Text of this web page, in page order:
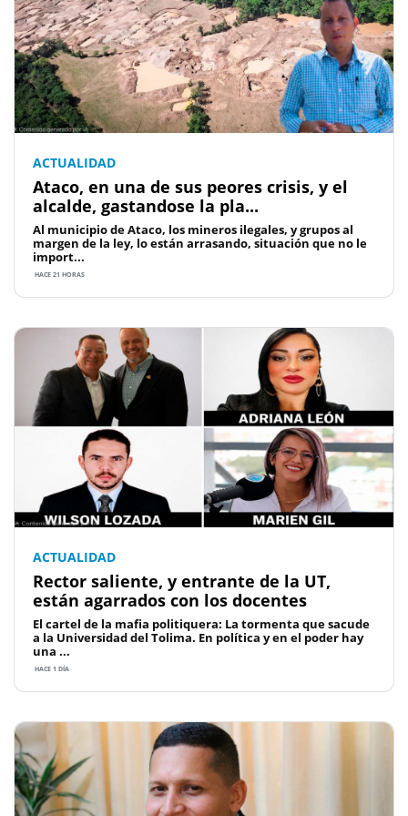
ACTUALIDAD
Ataco, en una de sus peores crisis, y el
alcalde, gastandose la pla...
Al municipio de Ataco, los mineros ilegales, y grupos al
margen de la ley, lo están arrasando, situación que no le
import...
HACE 21 HORAS
ACTUALIDAD
Rector saliente, y entrante de la UT,
están agarrados con los docentes
El cartel de la mafia politiquera: La tormenta que sacude
a la Universidad del Tolima. En política y en el poder hay
una ...
HACE 1 DÍA